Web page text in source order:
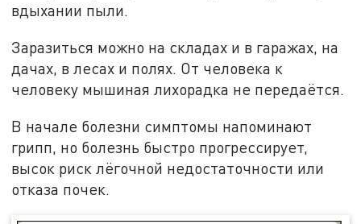
вдыхании пыли.
Заразиться можно на складах и в гаражах, на
дачах, в лесах и полях. От человека к
человеку мышиная лихорадка не передаётся.
В начале болезни симптомы напоминают
грипп, но болезнь быстро прогрессирует,
высок риск лёгочной недостаточности или
отказа почек.